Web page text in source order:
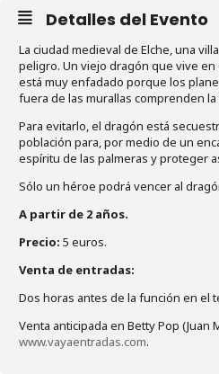
Detalles del Evento
La ciudad medieval de Elche, una
peligro. Un viejo dragón que vive en
está muy enfadado porque los
fuera de las murallas comprenden
Para evitarlo, el dragón está
población para, por medio de un
espíritu de las palmeras y proteger
Sólo un héroe podrá vencer al
A partir de 2 años.
Precio: 5 euros.
Venta de entradas:
Dos horas antes de la función en el
Venta anticipada en Betty Pop (Juan
www.vayaentradas.com.